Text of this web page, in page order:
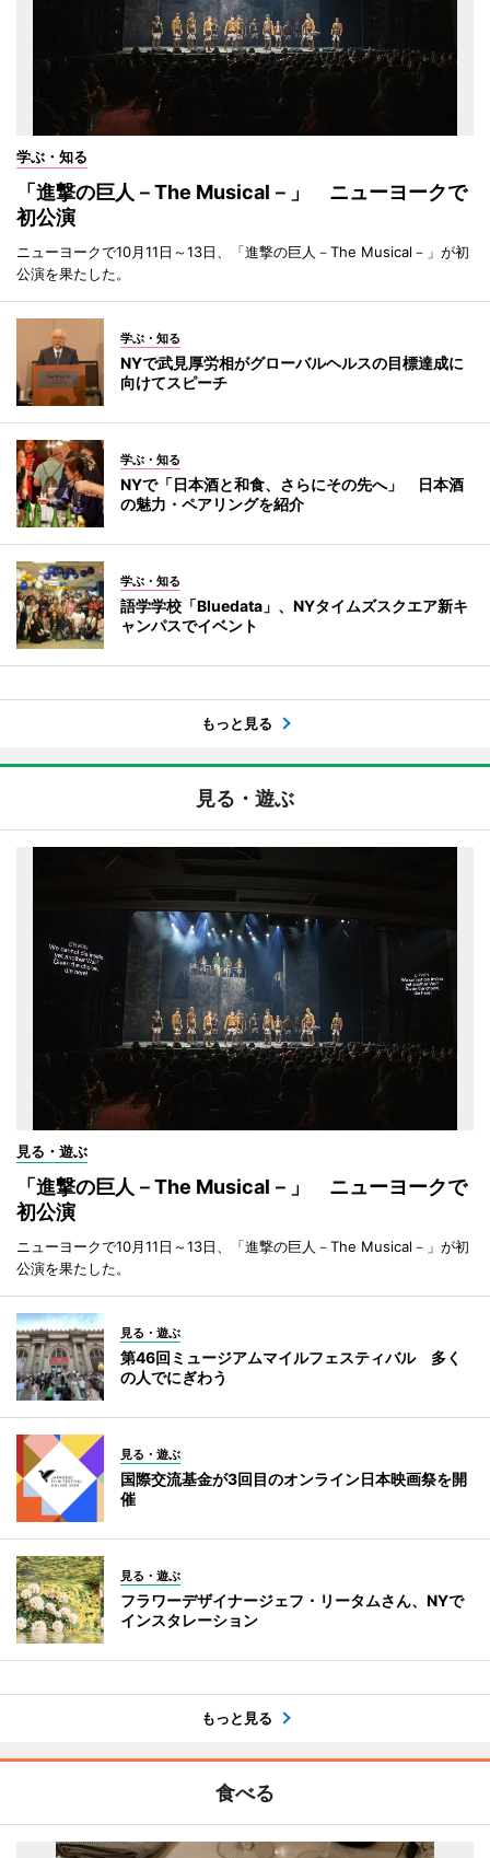
学ぶ・知る
「進撃の巨人－The Musical－」 ニューヨークで
初公演
ニューヨークで10月11日～13日、「進撃の巨人－The Musical－」が初
公演を果たした。
学ぶ・知る
NYで武見厚労相がグローバルヘルスの目標達成に
向けてスピーチ
学ぶ・知る
NYで「日本酒と和食、さらにその先へ」 日本酒
の魅力・ペアリングを紹介
学ぶ・知る
語学学校「Bluedata」、NYタイムズスクエア新キ
ャンパスでイベント
もっと見る
見る・遊ぶ
見る・遊ぶ
「進撃の巨人－The Musical－」 ニューヨークで
初公演
ニューヨークで10月11日～13日、「進撃の巨人－The Musical－」が初
公演を果たした。
見る・遊ぶ
第46回ミュージアムマイルフェスティバル 多く
の人でにぎわう
見る・遊ぶ
国際交流基金が3回目のオンライン日本映画祭を開
催
見る・遊ぶ
フラワーデザイナージェフ・リータムさん、NYで
インスタレーション
もっと見る
食べる